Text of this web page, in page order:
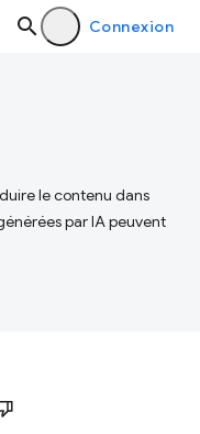
Connexion
le contenu dans
par IA peuvent